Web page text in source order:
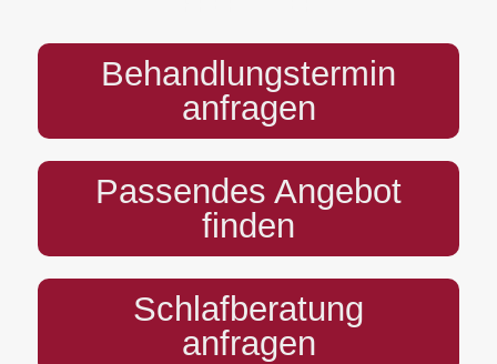
Behandlungstermin
anfragen
Passendes Angebot
finden
Schlafberatung
anfragen